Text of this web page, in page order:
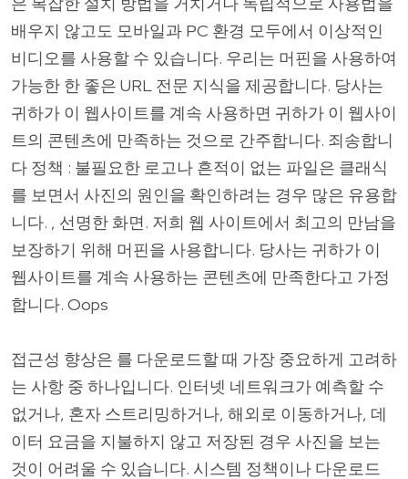
배우지 않고도 모바일과 PC 환경 모두에서 이상적인
비디오를 사용할 수 있습니다. 우리는 머핀을 사용하여
가능한 한 좋은 URL 전문 지식을 제공합니다. 당사는
귀하가 이 웹사이트를 계속 사용하면 귀하가 이 웹사이
트의 콘텐츠에 만족하는 것으로 간주합니다. 죄송합니
다 정책 : 불필요한 로고나 흔적이 없는 파일은 클래식
를 보면서 사진의 원인을 확인하려는 경우 많은 유용합
니다. , 선명한 화면. 저희 웹 사이트에서 최고의 만남을
보장하기 위해 머핀을 사용합니다. 당사는 귀하가 이
웹사이트를 계속 사용하는 콘텐츠에 만족한다고 가정
합니다. Oops
접근성 향상은 를 다운로드할 때 가장 중요하게 고려하
는 사항 중 하나입니다. 인터넷 네트워크가 예측할 수
없거나, 혼자 스트리밍하거나, 해외로 이동하거나, 데
이터 요금을 지불하지 않고 저장된 경우 사진을 보는
것이 어려울 수 있습니다. 시스템 정책이나 다운로드